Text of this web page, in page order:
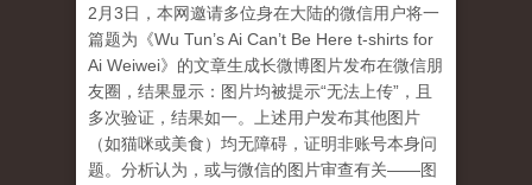
2月3日，本网邀请多位身在大陆的微信用户将一
篇题为《Wu Tun’s Ai Can’t Be Here t-shirts for
Ai Weiwei》的文章生成长微博图片发布在微信朋
友圈，结果显示：图片均被提示“无法上传”，且
多次验证，结果如一。上述用户发布其他图片
（如猫咪或美食）均无障碍，证明非账号本身问
题。分析认为，或与微信的图片审查有关——图